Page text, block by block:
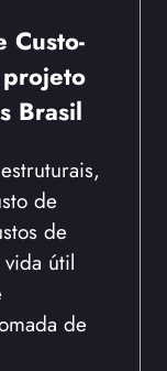
Custo-
Brasil
de
de
útil
de